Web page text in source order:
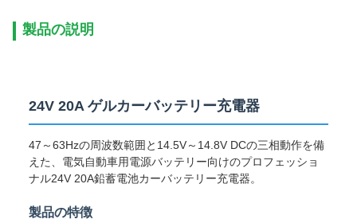
製品の説明
24V 20A ゲルカーバッテリー充電器
47～63Hzの周波数範囲と14.5V～14.8V DCの三相動作を備
えた、電気自動車用電源バッテリー向けのプロフェッショ
ナル24V 20A鉛蓄電池カーバッテリー充電器。
製品の特徴